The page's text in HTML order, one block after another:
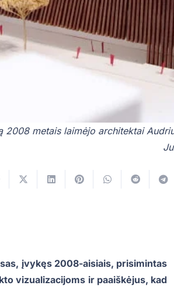
metais laimėjo architektai
įvykęs 2008-aisiais, prisimintas
vizualizacijoms ir paaiškėjus, kad